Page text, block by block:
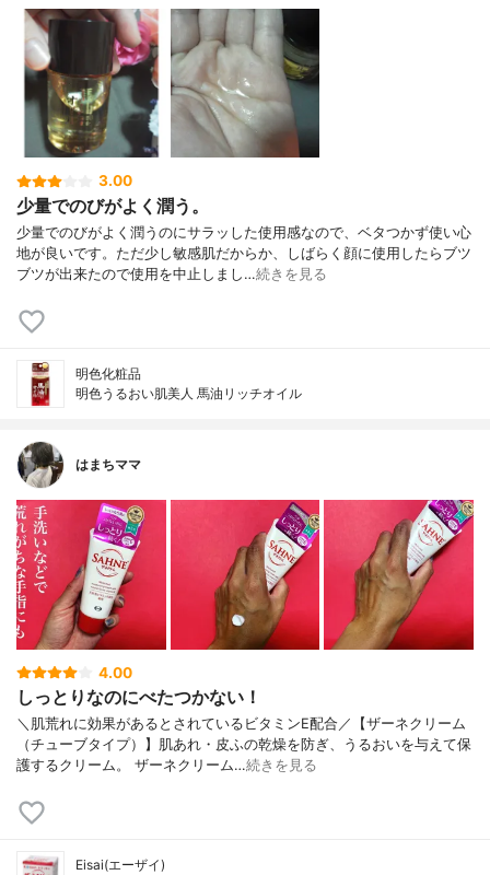
3.00
少量でのびがよく潤う。
少量でのびがよく潤うのにサラッした使用感なので、ベタつかず使い心
地が良いです。ただ少し敏感肌だからか、しばらく顔に使用したらブツ
ブツが出来たので使用を中止しまし…続きを見る
明色化粧品
明色うるおい肌美人 馬油リッチオイル
はまちママ
4.00
しっとりなのにべたつかない！
＼肌荒れに効果があるとされているビタミンE配合／【ザーネクリーム
（チューブタイプ）】肌あれ・皮ふの乾燥を防ぎ、うるおいを与えて保
護するクリーム。 ザーネクリーム…続きを見る
Eisai(エーザイ)